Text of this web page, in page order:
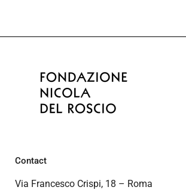
Contact
Via Francesco Crispi, 18 – Roma